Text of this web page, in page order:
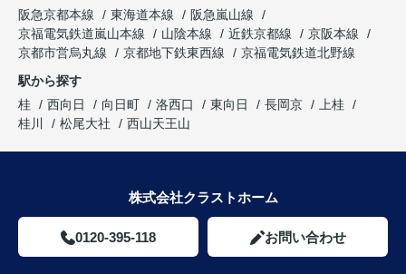
阪急京都本線
東海道本線
阪急嵐山線
京福電気鉄道嵐山本線
山陰本線 近鉄京都線
京阪本線
京都市営烏丸線
京都地下鉄東西線
京福電気鉄道北野線
駅から探す
桂
西向日 向日町 洛西口 東向日 長岡京
上桂
桂川
松尾大社 西山天王山
株式会社クラストホーム
0120-395-118 お問い合わせ